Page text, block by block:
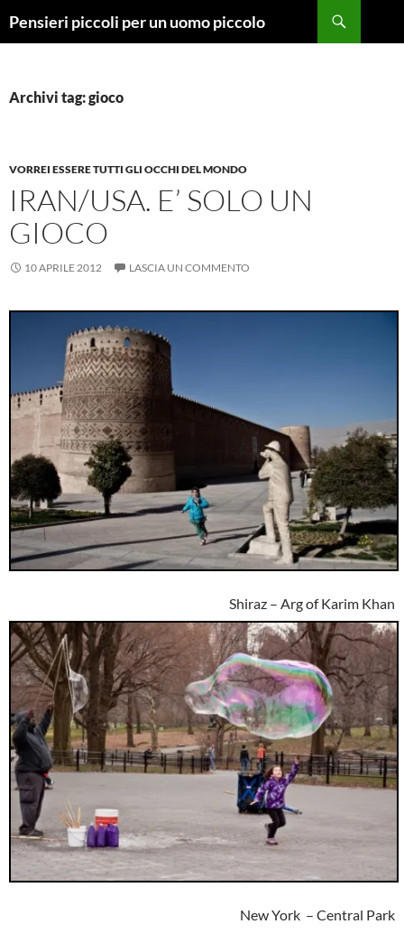
Pensieri piccoli per un uomo piccolo
Archivi tag: gioco
VORREI ESSERE TUTTI GLI OCCHI DEL MONDO
IRAN/USA. E’ SOLO UN
GIOCO
10 APRILE 2012 LASCIA UN COMMENTO
Shiraz – Arg of Karim Khan
New York – Central Park